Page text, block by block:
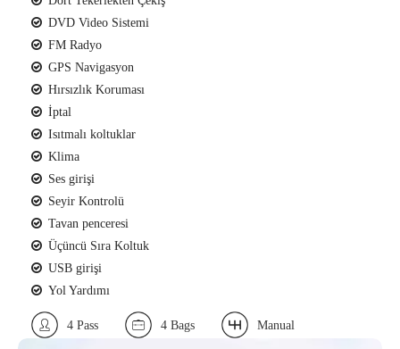
DVD Video Sistemi
FM Radyo
GPS Navigasyon
Hırsızlık Koruması
İptal
Isıtmalı koltuklar
Klima
Ses girişi
Seyir Kontrolü
Tavan penceresi
Üçüncü Sıra Koltuk
USB girişi
Yol Yardımı
4 Pass 4 Bags Manual